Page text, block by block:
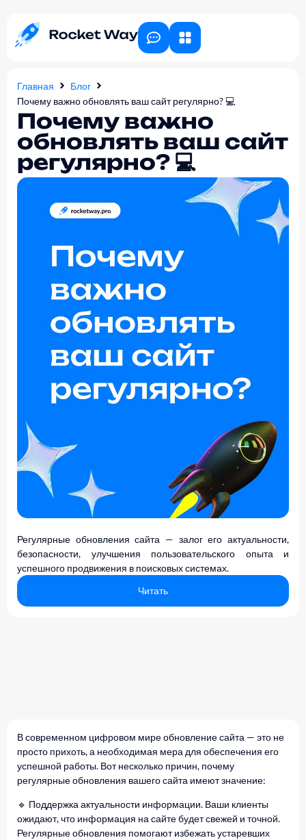
Регулярные обновления сайта — залог его актуальности,
безопасности, улучшения пользовательского опыта и
успешного продвижения в поисковых системах.
Читать
Главная
Блог
Почему важно обновлять ваш сайт регулярно? 💻
Почему важно
обновлять ваш сайт
регулярно? 💻
В современном цифровом мире обновление сайта — это не
просто прихоть, а необходимая мера для обеспечения его
успешной работы. Вот несколько причин, почему
регулярные обновления вашего сайта имеют значение:
🔹 Поддержка актуальности информации. Ваши клиенты
ожидают, что информация на сайте будет свежей и точной.
Регулярные обновления помогают избежать устаревших